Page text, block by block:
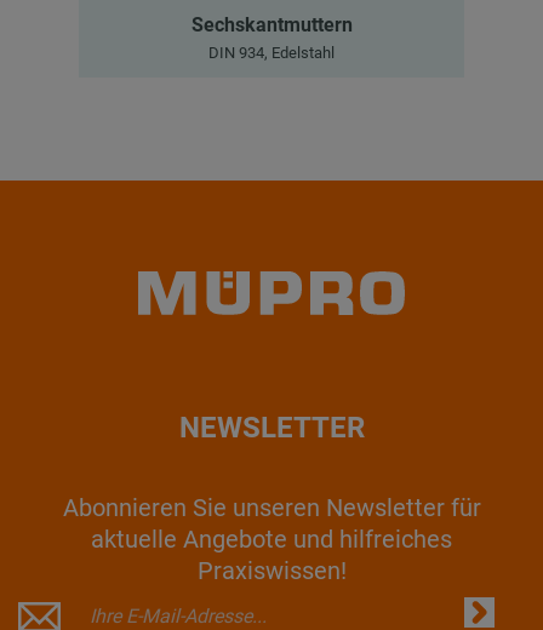
Sechskantmuttern
DIN 934, Edelstahl
NEWSLETTER
Abonnieren Sie unseren Newsletter für
aktuelle Angebote und hilfreiches
Praxiswissen!